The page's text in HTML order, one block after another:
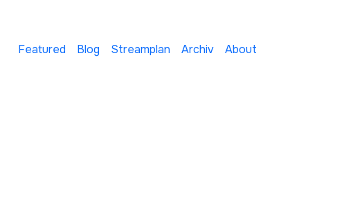
Featured Blog Streamplan Archiv About